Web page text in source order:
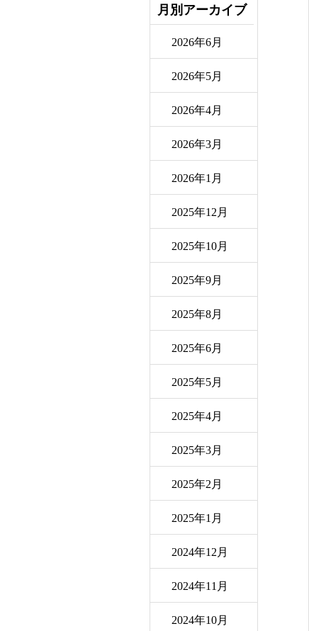
月別アーカイブ
2026年6月
2026年5月
2026年4月
2026年3月
2026年1月
2025年12月
2025年10月
2025年9月
2025年8月
2025年6月
2025年5月
2025年4月
2025年3月
2025年2月
2025年1月
2024年12月
2024年11月
2024年10月